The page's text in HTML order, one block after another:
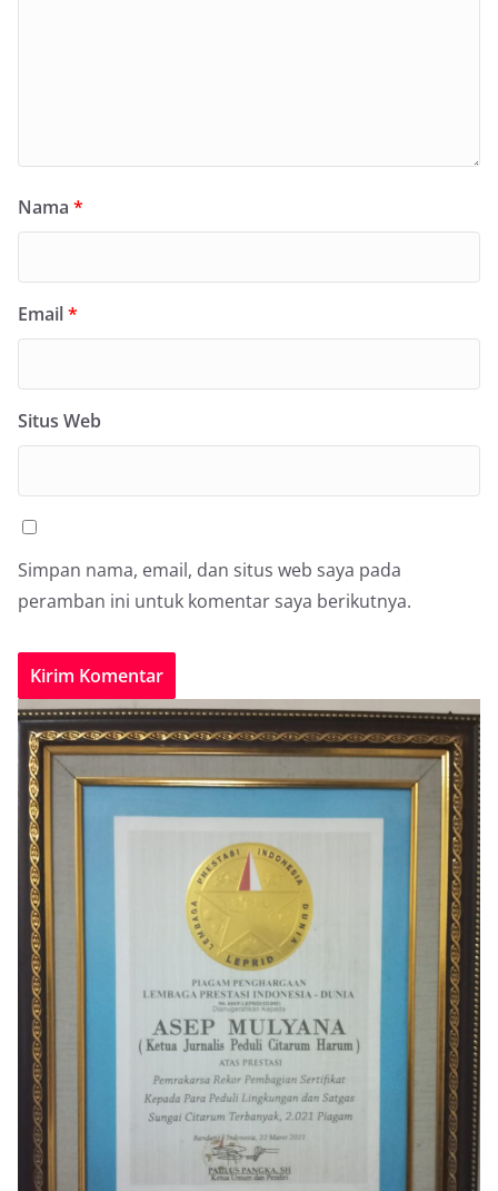
Nama *
Email*
Situs Web
Simpan nama, email, dan situs web saya pada
peramban ini untuk komentar saya berikutnya.